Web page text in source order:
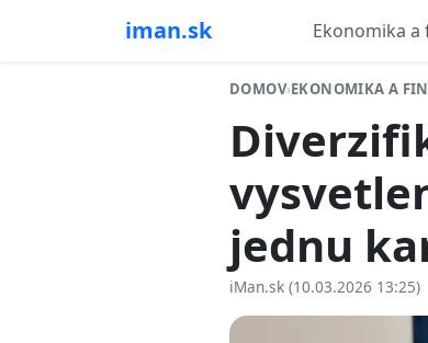
iman.sk Ekonomika a
DOMOV›EKONOMIKA A
jednu
iMan.sk (10.03.2026 13:25)